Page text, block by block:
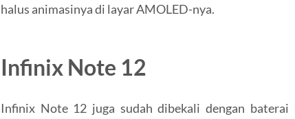
halus animasinya di layar AMOLED-nya.
Infinix Note 12
Infinix Note 12 juga sudah dibekali dengan baterai